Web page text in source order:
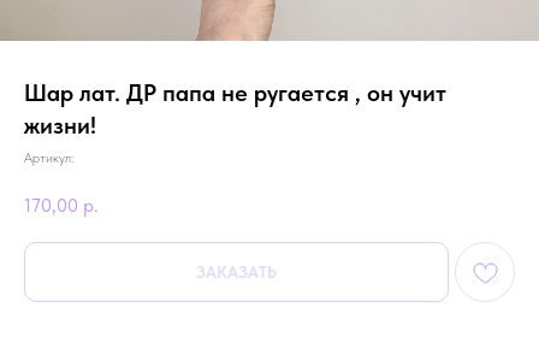
Шар лат. ДР папа не ругается , он учит
жизни!
Артикул:
170,00 р.
ЗАКАЗАТЬ